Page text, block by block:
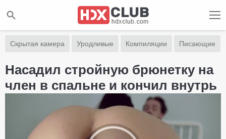
Скрытая камера Уродливые Компиляции Писающие
Насадил стройную брюнетку на
член в спальне и кончил внутрь